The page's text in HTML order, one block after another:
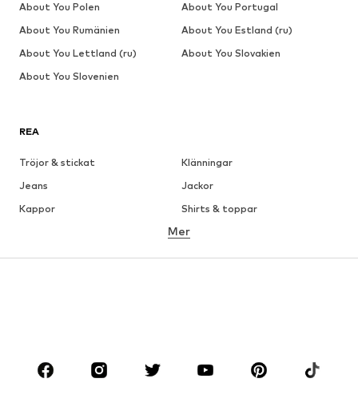
REA
Tröjor & stickat
Klänningar
Jeans
Jackor
Kappor
Shirts & toppar
Underkläder
Kjolar
Blusar & tunikor
Premium
Mer
About You Polen
About You Portugal
About You Rumänien
About You Estland (ru)
About You Lettland (ru)
About You Slovakien
About You Slovenien